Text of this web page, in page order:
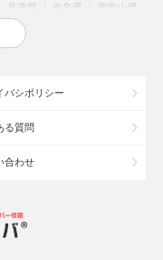
兵庫県 奈良県 和歌山県
広島県
のキャバクラ
バシポリシー
る質問
合わせ